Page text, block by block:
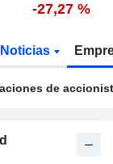
-27,27 %
Noticias
de